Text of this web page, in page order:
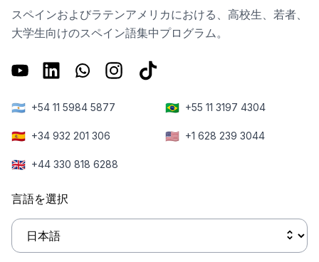
スペインおよびラテンアメリカにおける、高校生、若者、
大学生向けのスペイン語集中プログラム。
🇦🇷 +54 11 5984 5877 🇧🇷 +55 11 3197 4304
🇪🇸 +34 932 201 306 🇺🇸 +1 628 239 3044
🇬🇧 +44 330 818 6288
言語を選択